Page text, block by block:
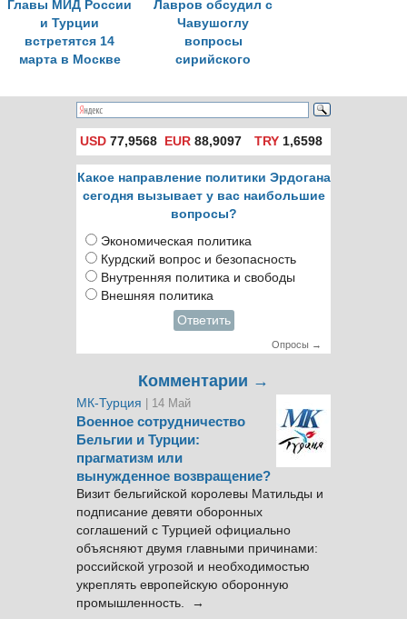
Главы МИД России
и Турции
встретятся 14
марта в Москве
Лавров обсудил с
Чавушоглу
вопросы
сирийского
USD 77,9568 EUR 88,9097 TRY1,6598
Какое направление политики Эрдогана
сегодня вызывает у вас наибольшие
вопросы?
Экономическая политика
Курдский вопрос и безопасность
Внутренняя политика и свободы
Внешняя политика
Ответить
Опросы →
Комментарии →
МК-Турция | 14 Май
Военное сотрудничество
Бельгии и Турции:
прагматизм или
вынужденное возвращение?
Визит бельгийской королевы Матильды и
подписание девяти оборонных
соглашений с Турцией официально
объясняют двумя главными причинами:
российской угрозой и необходимостью
укреплять европейскую оборонную
промышленность. →